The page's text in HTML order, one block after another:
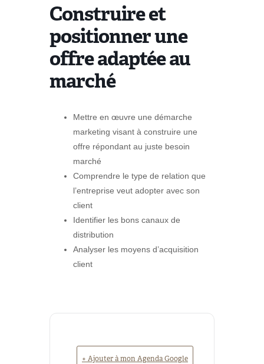
Construire et
positionner une
offre adaptée au
marché
Mettre en œuvre une démarche
marketing visant à construire une
offre répondant au juste besoin
marché
Comprendre le type de relation que
l’entreprise veut adopter avec son
client
Identifier les bons canaux de
distribution
Analyser les moyens d’acquisition
client
+ Ajouter à mon Agenda Google